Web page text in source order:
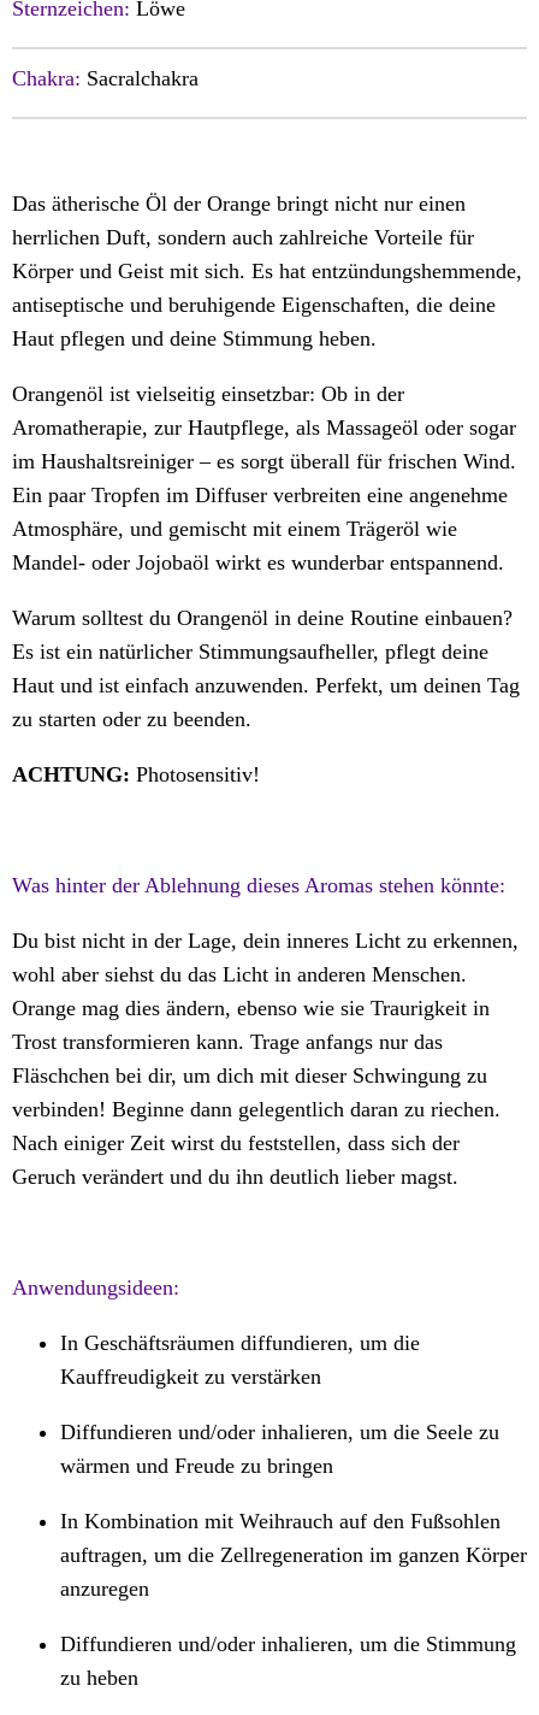
Sternzeichen: Löwe
Chakra: Sacralchakra
Das ätherische Öl der Orange bringt nicht nur einen
herrlichen Duft, sondern auch zahlreiche Vorteile für
Körper und Geist mit sich. Es hat entzündungshemmende,
antiseptische und beruhigende Eigenschaften, die deine
Haut pflegen und deine Stimmung heben.
Orangenöl ist vielseitig einsetzbar: Ob in der
Aromatherapie, zur Hautpflege, als Massageöl oder sogar
im Haushaltsreiniger – es sorgt überall für frischen Wind.
Ein paar Tropfen im Diffuser verbreiten eine angenehme
Atmosphäre, und gemischt mit einem Trägeröl wie
Mandel- oder Jojobaöl wirkt es wunderbar entspannend.
Warum solltest du Orangenöl in deine Routine einbauen?
Es ist ein natürlicher Stimmungsaufheller, pflegt deine
Haut und ist einfach anzuwenden. Perfekt, um deinen Tag
zu starten oder zu beenden.
ACHTUNG: Photosensitiv!
Was hinter der Ablehnung dieses Aromas stehen könnte:
Du bist nicht in der Lage, dein inneres Licht zu erkennen,
wohl aber siehst du das Licht in anderen Menschen.
Orange mag dies ändern, ebenso wie sie Traurigkeit in
Trost transformieren kann. Trage anfangs nur das
Fläschchen bei dir, um dich mit dieser Schwingung zu
verbinden! Beginne dann gelegentlich daran zu riechen.
Nach einiger Zeit wirst du feststellen, dass sich der
Geruch verändert und du ihn deutlich lieber magst.
Anwendungsideen:
In Geschäftsräumen diffundieren, um die
Kauffreudigkeit zu verstärken
Diffundieren und/oder inhalieren, um die Seele zu
wärmen und Freude zu bringen
In Kombination mit Weihrauch auf den Fußsohlen
auftragen, um die Zellregeneration im ganzen Körper
anzuregen
Diffundieren und/oder inhalieren, um die Stimmung
zu heben